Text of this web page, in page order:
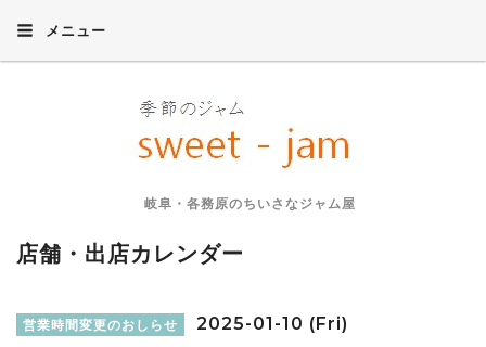
メニュー
岐阜・各務原のちいさなジャム屋
店舗・出店カレンダー
営業時間変更のおしらせ 2025-01-10 (Fri)